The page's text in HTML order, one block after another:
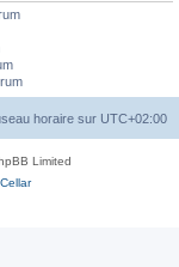
horaire sur UTC+02:00
Limited